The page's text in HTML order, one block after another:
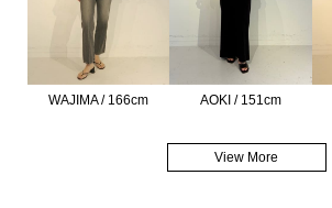
WAJIMA / 166cm AOKI / 151cm
View More